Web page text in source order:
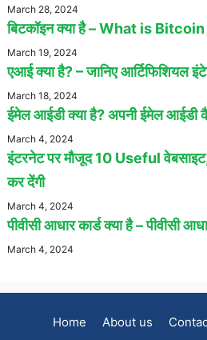
March 28, 2024
बिटकॉइन क्या है – What is
March 19, 2024
एआई क्या है? – जानिए आर्टिफिशियल
March 18, 2024
ईमेल आईडी क्या है? अपनी ईमेल आईडी
March 4, 2024
इंटरनेट पर मौजूद 10 Useful
कर देंगी
March 4, 2024
पीवीसी आधार कार्ड क्या है – पीवीसी
March 4, 2024
Home About us